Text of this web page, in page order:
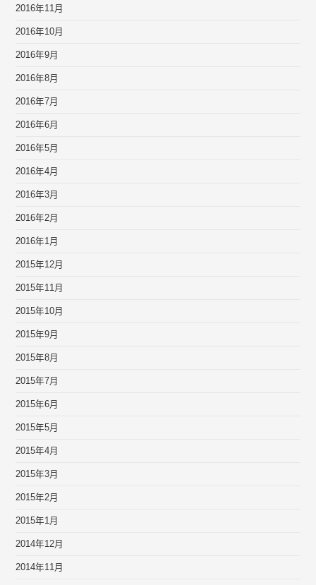
2016年11月
2016年10月
2016年9月
2016年8月
2016年7月
2016年6月
2016年5月
2016年4月
2016年3月
2016年2月
2016年1月
2015年12月
2015年11月
2015年10月
2015年9月
2015年8月
2015年7月
2015年6月
2015年5月
2015年4月
2015年3月
2015年2月
2015年1月
2014年12月
2014年11月